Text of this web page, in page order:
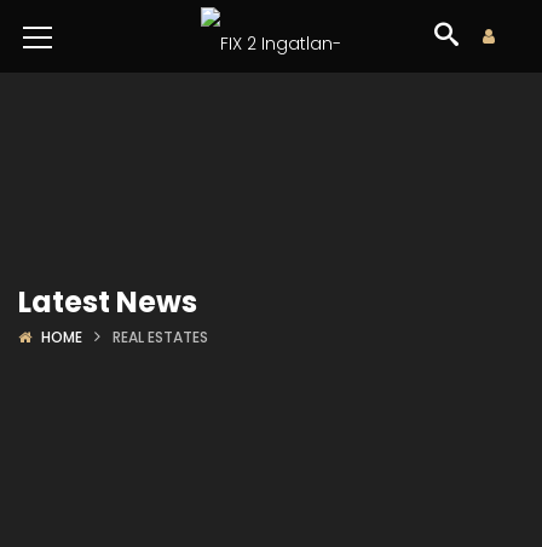
Latest News
HOME REAL ESTATES